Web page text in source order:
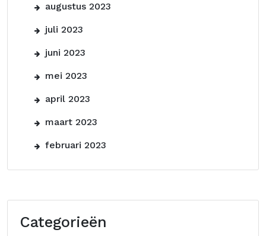
augustus 2023
juli 2023
juni 2023
mei 2023
april 2023
maart 2023
februari 2023
Categorieën